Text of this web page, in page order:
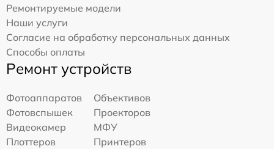
Ремонтируемые модели
Наши услуги
Согласие на обработку персональных данных
Способы оплаты
Ремонт устройств
Фотоаппаратов
Объективов
Фотовспышек
Проекторов
Видеокамер
МФУ
Плоттеров
Принтеров